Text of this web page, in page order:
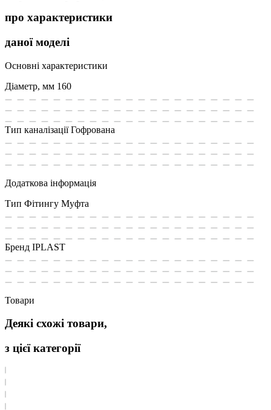
про характеристики
даної моделі
Основні характеристики
Діаметр, мм 160
Тип каналізації Гофрована
Додаткова інформація
Тип Фітингу Муфта
Бренд IPLAST
Товари
Деякі схожі товари,
з цієї категорії